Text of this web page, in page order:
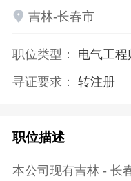
 吉林-长春市
职位类型： 电气工程
寻证要求： 转注册
职位描述
本公司现有吉林 - 长